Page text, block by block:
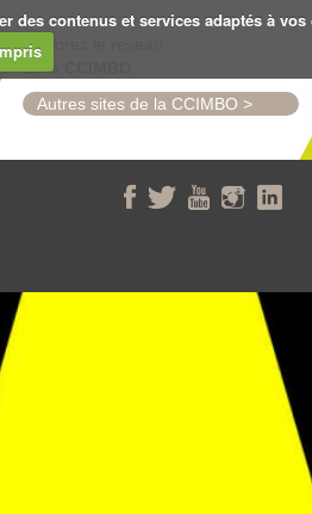
contenus et services adaptés à vos
Explorez le réseau
de la
Autres sites de la CCIMBO >